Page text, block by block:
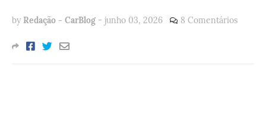
by Redação - CarBlog - junho 03, 2026 8 Comentários